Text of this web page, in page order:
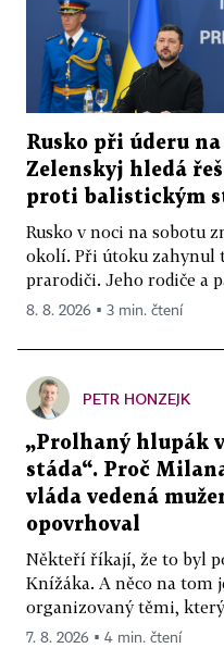
Rusko při úderu
Zelenskyj hledá
proti balistickým
Rusko v noci na sobotu
okolí. Při útoku zahynul
prarodiči. Jeho rodiče a
8. 8. 2026 ▪ 3 min. čtení
PETR HONZEJK
„Prolhaný hlupák
stáda“. Proč
vláda vedená
opovrhoval
Někteří říkají, že to byl
Knížáka. A něco na tom
organizovaný těmi,
7. 8. 2026 ▪ 4 min. čtení